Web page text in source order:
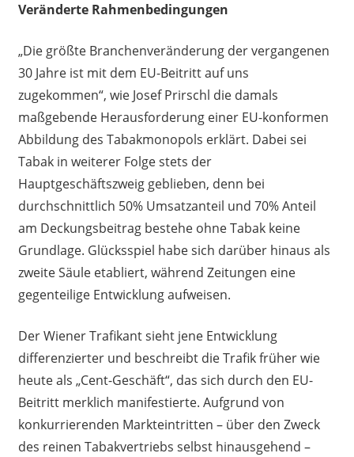
Veränderte Rahmenbedingungen
„Die größte Branchenveränderung der vergangenen
30 Jahre ist mit dem EU-Beitritt auf uns
zugekommen“, wie Josef Prirschl die damals
maßgebende Herausforderung einer EU-konformen
Abbildung des Tabakmonopols erklärt. Dabei sei
Tabak in weiterer Folge stets der
Hauptgeschäftszweig geblieben, denn bei
durchschnittlich 50% Umsatzanteil und 70% Anteil
am Deckungsbeitrag bestehe ohne Tabak keine
Grundlage. Glücksspiel habe sich darüber hinaus als
zweite Säule etabliert, während Zeitungen eine
gegenteilige Entwicklung aufweisen.
Der Wiener Trafikant sieht jene Entwicklung
differenzierter und beschreibt die Trafik früher wie
heute als „Cent-Geschäft“, das sich durch den EU-
Beitritt merklich manifestierte. Aufgrund von
konkurrierenden Markteintritten – über den Zweck
des reinen Tabakvertriebs selbst hinausgehend –